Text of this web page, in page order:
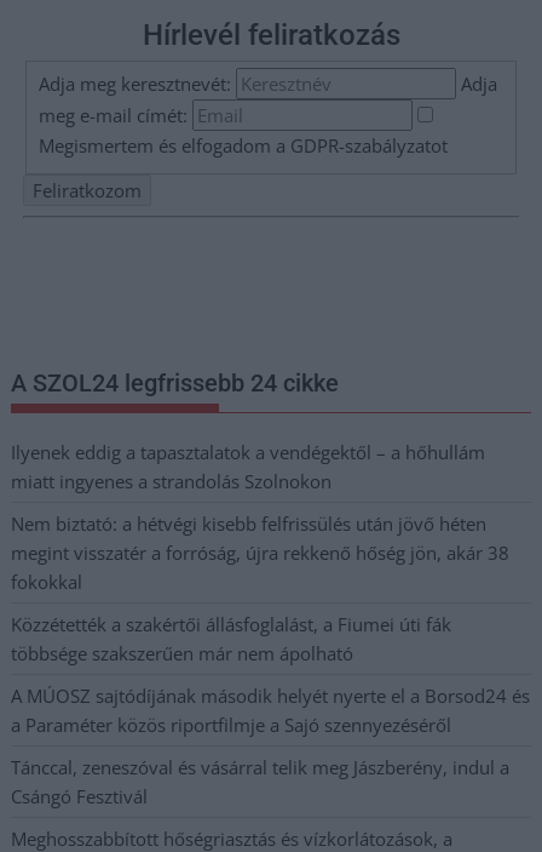
Hírlevél feliratkozás
Adja meg keresztnevét:
Adja
meg e-mail címét:
Megismertem és elfogadom a GDPR-szabályzatot
A SZOL24 legfrissebb 24 cikke
Ilyenek eddig a tapasztalatok a vendégektől – a hőhullám
miatt ingyenes a strandolás Szolnokon
Nem biztató: a hétvégi kisebb felfrissülés után jövő héten
megint visszatér a forróság, újra rekkenő hőség jön, akár 38
fokokkal
Közzétették a szakértői állásfoglalást, a Fiumei úti fák
többsége szakszerűen már nem ápolható
A MÚOSZ sajtódíjának második helyét nyerte el a Borsod24 és
a Paraméter közös riportfilmje a Sajó szennyezéséről
Tánccal, zeneszóval és vásárral telik meg Jászberény, indul a
Csángó Fesztivál
Meghosszabbított hőségriasztás és vízkorlátozások, a